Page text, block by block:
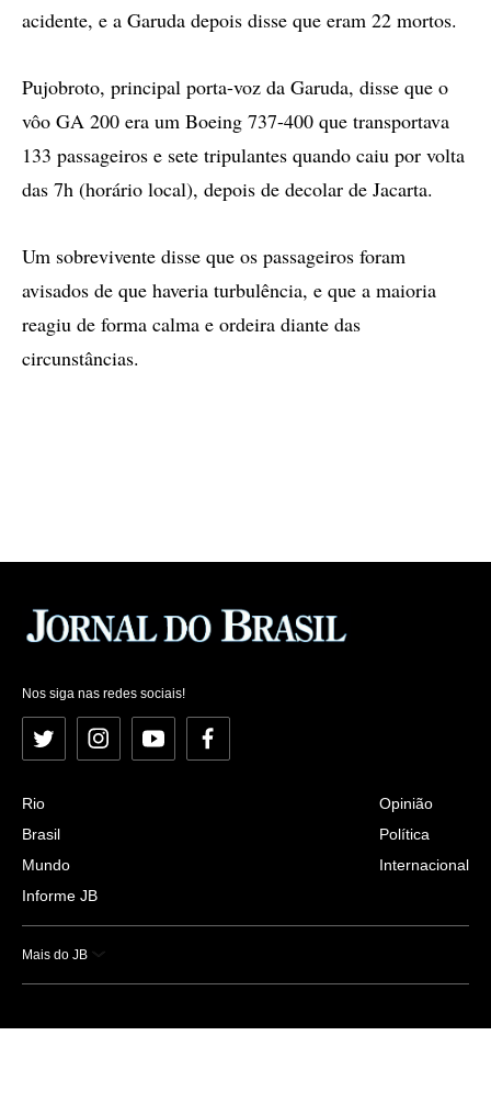
acidente, e a Garuda depois disse que eram 22 mortos.
Pujobroto, principal porta-voz da Garuda, disse que o
vôo GA 200 era um Boeing 737-400 que transportava
133 passageiros e sete tripulantes quando caiu por volta
das 7h (horário local), depois de decolar de Jacarta.
Um sobrevivente disse que os passageiros foram
avisados de que haveria turbulência, e que a maioria
reagiu de forma calma e ordeira diante das
circunstâncias.
Nos siga nas redes sociais!
Twitter InstagramYouTubeFacebook
Rio
Brasil
Mundo
Informe JB
Opinião
Política
Internacional
Mais do JB
Esportes